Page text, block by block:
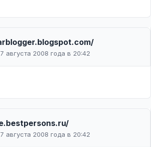
августа 2008 года в 20:42
августа 2008 года в 20:42